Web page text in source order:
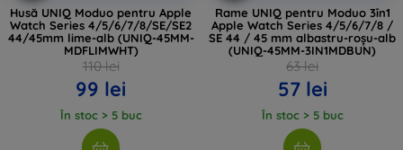
Husă UNIQ Moduo pentru Apple
Watch Series 4/5/6/7/8/SE/SE2
44/45mm lime-alb (UNIQ-45MM-
MDFLIMWHT)
110 lei
99 lei
În stoc > 5 buc
Rame UNIQ pentru Moduo 3în1
Apple Watch Series 4/5/6/7/8 /
SE 44 / 45 mm albastru-roșu-alb
(UNIQ-45MM-3IN1MDBUN)
63 lei
57 lei
În stoc > 5 buc